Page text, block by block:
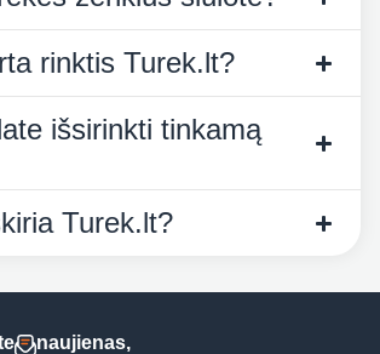
rinktis Turek.lt?
išsirinkti tinkamą
Turek.lt?
naujienas,